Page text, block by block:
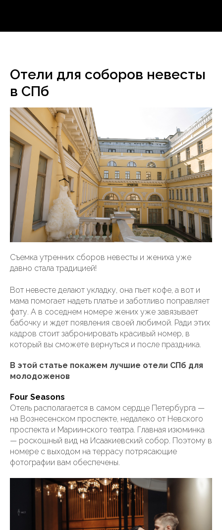
Отели для соборов невесты
в СПб
Съемка утренних сборов невесты и жениха уже
давно стала традицией!
Вот невесте делают укладку, она пьет кофе, а вот и
мама помогает надеть платье и заботливо поправляет
фату. А в соседнем номере жених уже завязывает
бабочку и ждет появления своей любимой. Ради этих
кадров стоит забронировать красивый номер, в
который вы сможете вернуться и после праздника.
В этой статье покажем лучшие отели СПб для
молодоженов
Four Seasons
Отель располагается в самом сердце Петербурга —
на Вознесенском проспекте, недалеко от Невского
проспекта и Мариинского театра. Главная изюминка
— роскошный вид на Исаакиевский собор. Поэтому в
номере с выходом на террасу потрясающие
фотографии вам обеспечены.